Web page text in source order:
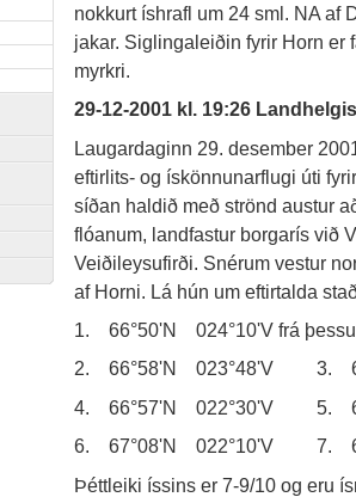
nokkurt íshrafl um 24 sml. NA af
jakar. Siglingaleiðin fyrir Horn
myrkri.
29-12-2001 kl. 19:26
Laugardaginn 29. desember
eftirlits- og ískönnunarflugi úti
síðan haldið með strönd austur
flóanum, landfastur borgarís við
Veiðileysufirði. Snérum vestur
af Horni. Lá hún um eftirtalda
1. 66°50'N 024°10'V frá
2. 66°58'N 023°48'V 3.
4. 66°57'N 022°30'V 5.
6. 67°08'N 022°10'V 7.
Þéttleiki íssins er 7-9/10 og eru